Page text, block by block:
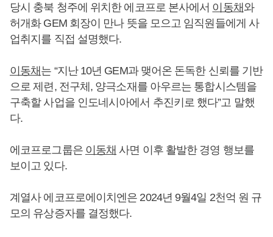
당시 충북 청주에 위치한 에코프로 본사에서 이동채와
허개화 GEM 회장이 만나 뜻을 모으고 임직원들에게 사
업취지를 직접 설명했다.
이동채는 “지난 10년 GEM과 맺어온 돈독한 신뢰를 기반
으로 제련, 전구체, 양극소재를 아우르는 통합시스템을
구축할 사업을 인도네시아에서 추진키로 했다”고 말했
다.
에코프로그룹은 이동채 사면 이후 활발한 경영 행보를
보이고 있다.
계열사 에코프로에이치엔은 2024년 9월4일 2천억 원 규
모의 유상증자를 결정했다.